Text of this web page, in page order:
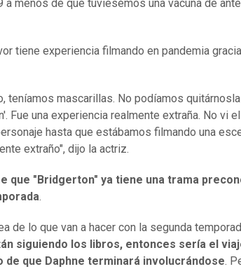
a menos de que tuviesémos una vacuna de
tiene experiencia filmando en pandemia
teníamos mascarillas. No podíamos
Fue una experiencia realmente extraña. No vi
hasta que estábamos filmando una
extraño", dijo la actriz.
que "Bridgerton" ya tiene una trama
.
de lo que van a hacer con la segunda
siguiendo los libros, entonces sería el
de que Daphne terminará involucrándose.